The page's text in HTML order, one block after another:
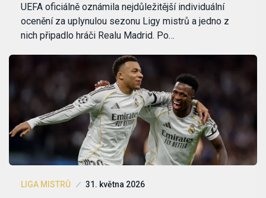
UEFA oficiálně oznámila nejdůležitější individuální
ocenění za uplynulou sezonu Ligy mistrů a jedno z
nich připadlo hráči Realu Madrid. Po…
LIGA MISTRŮ 31. května 2026